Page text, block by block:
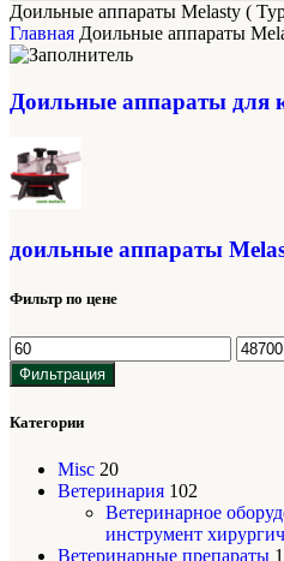
Доильные аппараты Melasty (
Главная Доильные аппараты
Доильные аппараты для
доильные аппараты
Фильтр по цене
Фильтрация
Категории
Misc 20
Ветеринария 102
Ветеринарное
инструмент
Ветеринарные препараты